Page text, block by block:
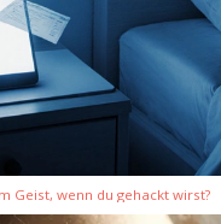
Geist, wenn du gehackt wirst?